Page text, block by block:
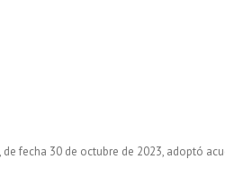
fecha 30 de octubre de 2023, adoptó